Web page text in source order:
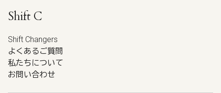
Shift C
Shift Changers
よくあるご質問
私たちについて
お問い合わせ